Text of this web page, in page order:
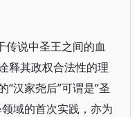
传说中圣王之间的血
释其政权合法性的理
“汉家尧后”可谓是“圣
域的首次实践，亦为